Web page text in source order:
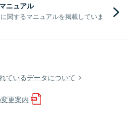
ニュアル
関するマニュアルを掲載していま
ているデータについて
更案内